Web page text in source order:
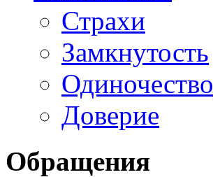
Страхи
Замкнутость
Одиночество
Доверие
Обращения